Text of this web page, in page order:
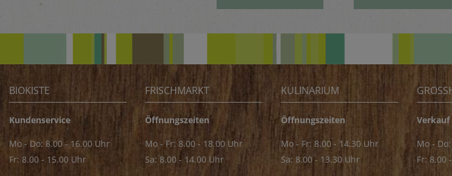
BIOKISTE
Kundenservice
Mo - Do: 8.00 - 16.00 Uhr
Fr: 8.00 - 15.00 Uhr
FRISCHMARKT
Öffnungszeiten
Mo - Fr: 8.00 - 18.00 Uhr
Sa: 8.00 - 14.00 Uhr
KULINARIUM
Öffnungszeiten
Mo - Fr: 8.00 - 14.30 Uhr
Sa: 8.00 - 13.30 Uhr
Verkauf
Mo -
Fr: 8.00